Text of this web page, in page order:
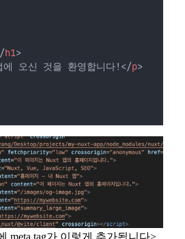
h1>
오신 것을 환영합니다!</p>